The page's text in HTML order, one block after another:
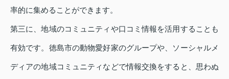
率的に集めることができます。
第三に、地域のコミュニティや口コミ情報を活用することも
有効です。徳島市の動物愛好家のグループや、ソーシャルメ
ディアの地域コミュニティなどで情報交換をすると、思わぬ